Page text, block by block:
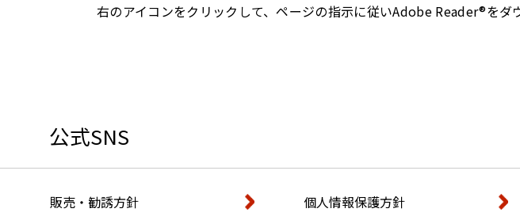
右のアイコンをクリックして、ページの指示に従いAdobe Reader®をダ
公式SNS
販売・勧誘方針 個人情報保護方針